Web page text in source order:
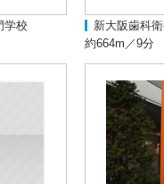
学校
新大阪歯科
約664m／9分